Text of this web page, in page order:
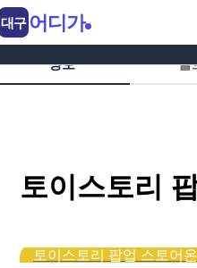
정보 블
토이스토리
토이스토리 팝업 스토어
대구 어디가